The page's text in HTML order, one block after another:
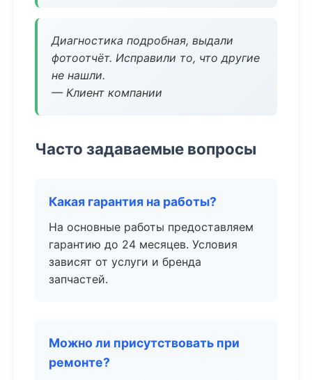
Диагностика подробная, выдали
фотоотчёт. Исправили то, что другие
не нашли.
— Клиент компании
Часто задаваемые вопросы
Какая гарантия на работы?
На основные работы предоставляем
гарантию до 24 месяцев. Условия
зависят от услуги и бренда
запчастей.
Можно ли присутствовать при
ремонте?